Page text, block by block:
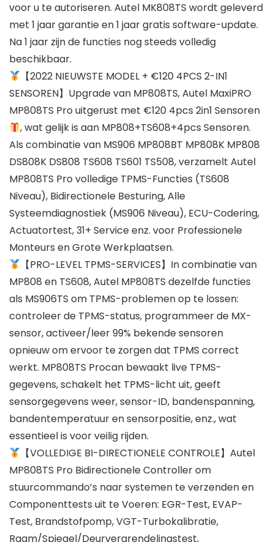
voor u te autoriseren. Autel MK808TS wordt geleverd
met 1 jaar garantie en 1 jaar gratis software-update.
Na 1 jaar zijn de functies nog steeds volledig
beschikbaar.
【2022 NIEUWSTE MODEL + €120 4PCS 2-IN1
SENSOREN】Upgrade van MP808TS, Autel MaxiPRO
MP808TS Pro uitgerust met €120 4pcs 2in1 Sensoren
, wat gelijk is aan MP808+TS608+4pcs Sensoren.
Als combinatie van MS906 MP808BT MP808K MP808
DS808K DS808 TS608 TS601 TS508, verzamelt Autel
MP808TS Pro volledige TPMS-Functies (TS608
Niveau), Bidirectionele Besturing, Alle
Systeemdiagnostiek (MS906 Niveau), ECU-Codering,
Actuatortest, 31+ Service enz. voor Professionele
Monteurs en Grote Werkplaatsen.
【PRO-LEVEL TPMS-SERVICES】In combinatie van
MP808 en TS608, Autel MP808TS dezelfde functies
als MS906TS om TPMS-problemen op te lossen:
controleer de TPMS-status, programmeer de MX-
sensor, activeer/leer 99% bekende sensoren
opnieuw om ervoor te zorgen dat TPMS correct
werkt. MP808TS Procan bewaakt live TPMS-
gegevens, schakelt het TPMS-licht uit, geeft
sensorgegevens weer, sensor-ID, bandenspanning,
bandentemperatuur en sensorpositie, enz., wat
essentieel is voor veilig rijden.
【VOLLEDIGE BI-DIRECTIONELE CONTROLE】Autel
MP808TS Pro Bidirectionele Controller om
stuurcommando’s naar systemen te verzenden en
Componenttests uit te Voeren: EGR-Test, EVAP-
Test, Brandstofpomp, VGT-Turbokalibratie,
Raam/Spiegel/Deurvergrendelingstest,